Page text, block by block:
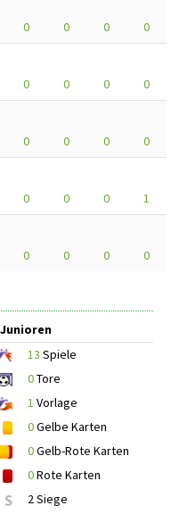
0 0 0
0
0 0 0
0
0 0 0
0
0 0 0
1
0 0 0 0
13 Spiele
0Tore
1 Vorlage
0Gelbe Karten
0Gelb-Rote Karten
0Rote Karten
S 2 Siege